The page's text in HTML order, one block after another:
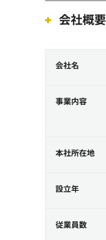
会社概要
会社名
事業内容
本社所在地
設立年
従業員数